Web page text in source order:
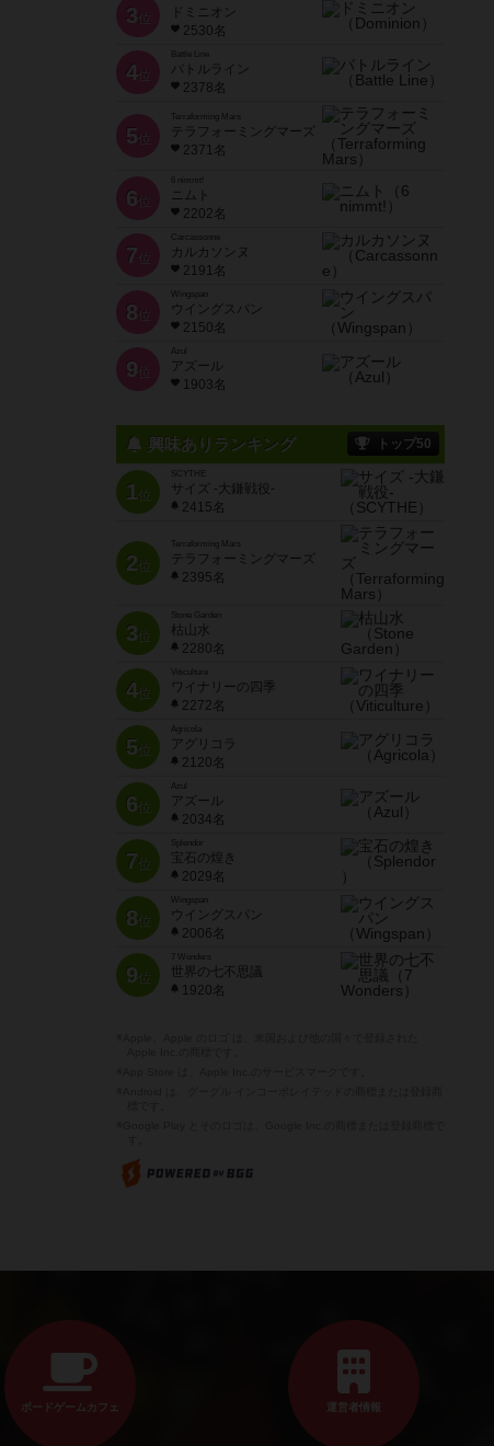
3 位
ドミニオン
2530名
4位
Battle Line
バトルライン
2378名
5 位
Terraforming Mars
テラフォーミングマーズ
2371名
6 位
ニムト
2202名
7 位
Carcassonne
カルカソンヌ
2191名
8 位
Wingspan
ウイングスパン
2150名
9 位
Azul
アズール
1903名
興味ありランキング トップ50
1位
SCYTHE
サイズ -大鎌戦役-
2415名
2位
Terraforming Mars
テラフォーミングマーズ
2395名
3位
Stone Garden
枯山水
2280名
4位
Viticulture
ワイナリーの四季
2272名
5位
Agricola
アグリコラ
2120名
6位
Azul
アズール
2034名
7位
宝石の煌き
2029名
8位
Wingspan
ウイングスパン
2006名
9位
7 Wonders
世界の七不思議
1920名
ボードゲームカフェ 運営者情報